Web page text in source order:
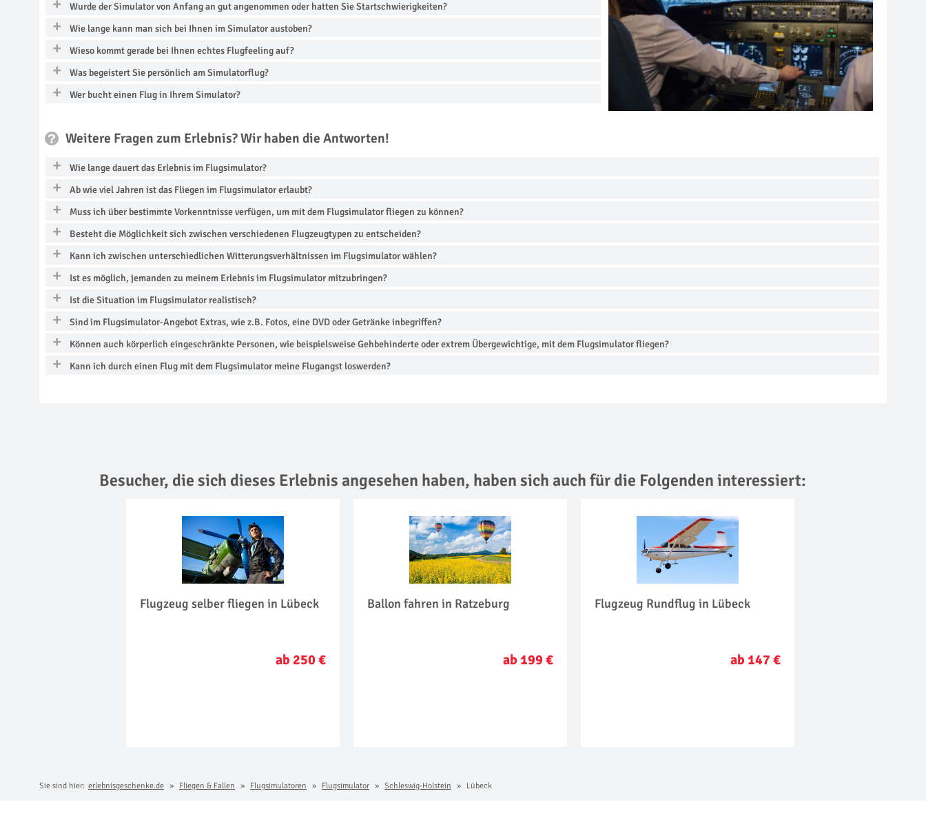
Wurde der Simulator von Anfang an gut angenommen oder hatten Sie Startschwierigkeiten?
Wie lange kann man sich bei Ihnen im Simulator austoben?
Wieso kommt gerade bei Ihnen echtes Flugfeeling auf?
Was begeistert Sie persönlich am Simulatorflug?
Wer bucht einen Flug in Ihrem Simulator?
Weitere Fragen zum Erlebnis? Wir haben die Antworten!
Wie lange dauert das Erlebnis im Flugsimulator?
Ab wie viel Jahren ist das Fliegen im Flugsimulator erlaubt?
Muss ich über bestimmte Vorkenntnisse verfügen, um mit dem Flugsimulator fliegen zu können?
Besteht die Möglichkeit sich zwischen verschiedenen Flugzeugtypen zu entscheiden?
Kann ich zwischen unterschiedlichen Witterungsverhältnissen im Flugsimulator wählen?
Ist es möglich, jemanden zu meinem Erlebnis im Flugsimulator mitzubringen?
Ist die Situation im Flugsimulator realistisch?
Sind im Flugsimulator-Angebot Extras, wie z.B. Fotos, eine DVD oder Getränke inbegriffen?
Können auch körperlich eingeschränkte Personen, wie beispielsweise Gehbehinderte oder extrem Übergewichtige, mit dem Flugsimulator fliegen?
Kann ich durch einen Flug mit dem Flugsimulator meine Flugangst loswerden?
Besucher, die sich dieses Erlebnis angesehen haben, haben sich auch für die Folgenden interessiert:
Flugzeug selber fliegen in Lübeck
ab 250 €
Ballon fahren in Ratzeburg
ab 199 €
Flugzeug Rundflug in Lübeck
ab 147 €
Sie sind hier: erlebnisgeschenke.de Fliegen & Fallen Flugsimulatoren Flugsimulator Schleswig-Holstein Lübeck